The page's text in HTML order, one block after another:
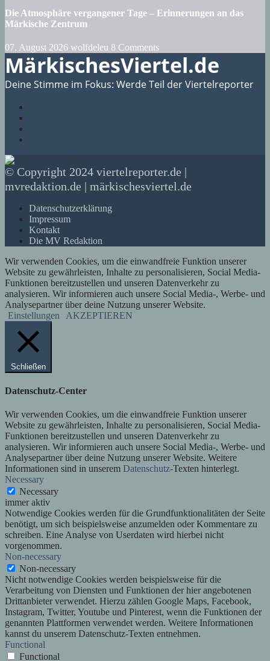
Die Atmosphäre vergangener Tage – Erinnerungen an das
Märkische Zentrum
07. August 2026 wolfdeleu 8 Comments
MärkischesViertel.de
Deine Stimme im Fokus: Werde Teil der Viertelreporter
© Copyright 2024 viertelreporter.de |
mvredaktion.de | märkischesviertel.de
Datenschutzerklärung
Impressum
Kontakt
Die MV Redaktion
Wir verwenden Cookies, um die einwandfreie Funktion unserer
Website zu gewährleisten, Inhalte zu personalisieren, Social Media-
Funktionen bereitzustellen und unseren Datenverkehr zu
analysieren. Wir informieren auch unsere Social Media-, Werbe- und
Analysepartner über deine Nutzung unserer Website.
Einstellungen
AKZEPTIEREN
Schließen
Datenschutz-Center
Wir verwenden Cookies, um die einwandfreie Funktion unserer
Website zu gewährleisten, Inhalte zu personalisieren, Social Media-
Funktionen bereitzustellen und unseren Datenverkehr zu
analysieren. Wir informieren auch unsere Social Media-, Werbe- und
Analysepartner über deine Nutzung unserer Website. Weitere
Informationen sind in unserem Datenschutz-Texten hinterlegt.
Necessary
Necessary
immer aktiv
Notwendige Cookies werden für die Grundfunktionalitäten der Seite
benötigt, um sich beispielsweise anzumelden oder Kommentare zu
schreiben. Eine Analyse von Userdaten wird hierbei nicht
vorgenommen.
Non-necessary
Non-necessary
Nicht notwendige Cookies werden beispielsweise für die
Verarbeitung von Diensten und Funktionen der hier angebotenen
Drittanbieter verwendet. Hierzu zählen Google Maps, Facebook,
Instagram, Twitter, Youtube und Pinterest, wenn die Funktionen der
genannten Plattformen verwendet werden. Weitere Informationen
kannst du unserem Datenschutz-Texten entnehmen.
Functional
Functional